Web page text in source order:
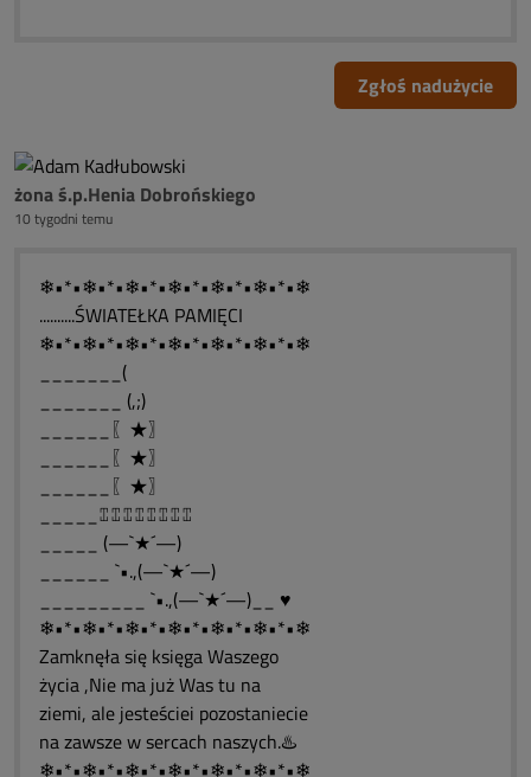
Zgłoś nadużycie
żona ś.p.Henia Dobrońskiego
10 tygodni temu
❄•*•❄•*•❄•*•❄•*•❄•*•❄•*•❄
..........ŚWIATEŁKA PAMIĘCI
❄•*•❄•*•❄•*•❄•*•❄•*•❄•*•❄
_______(
_______ (,;)
______〖★〗
______〖★〗
______〖★〗
_____⑄⑄⑄⑄⑄⑄⑄⑄
_____ (—`★´—)
______ `•.,(—`★´—)
_________ `•.,(—`★´—)__ ♥
❄•*•❄•*•❄•*•❄•*•❄•*•❄•*•❄
Zamknęła się księga Waszego
życia ,Nie ma już Was tu na
ziemi, ale jesteściei pozostaniecie
na zawsze w sercach naszych.♨️
❄•*•❄•*•❄•*•❄•*•❄•*•❄•*•❄